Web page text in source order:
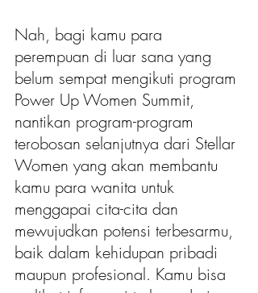
Nah, bagi kamu para
perempuan di luar sana yang
belum sempat mengikuti program
Power Up Women Summit,
nantikan program-program
terobosan selanjutnya dari Stellar
Women yang akan membantu
kamu para wanita untuk
menggapai cita-cita dan
mewujudkan potensi terbesarmu,
baik dalam kehidupan pribadi
maupun profesional. Kamu bisa